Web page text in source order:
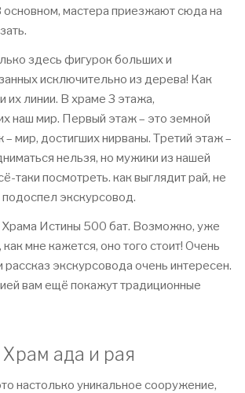
основном, мастера приезжают сюда на
здесь фигурок больших и
исключительно из дерева! Как
их линии. В храме 3 этажа,
наш мир. Первый этаж – это земной
мир, достигших нирваны. Третий этаж –
нельзя, но мужики из нашей
таки посмотреть. как выглядит рай, не
экскурсовод.
Истины 500 бат. Возможно, уже
мне кажется, оно того стоит! Очень
рассказ экскурсовода очень интересен.
вам ещё покажут традиционные
Храм ада и рая
настолько уникальное сооружение,